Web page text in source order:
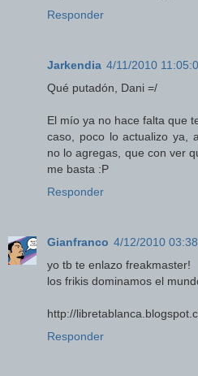
Responder
Jarkendia 4/11/2010
Qué putadón, Dani =/
El mío ya no hace falta que
caso, poco lo actualizo ya,
no lo agregas, que con ver
me basta :P
Responder
Gianfranco 4/12/2010
yo tb te enlazo freakmaster!
los frikis dominamos el
http://
Responder